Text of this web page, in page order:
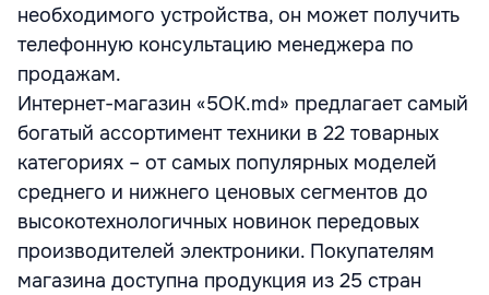
необходимого устройства, он может получить
телефонную консультацию менеджера по
продажам.
Интернет-магазин «5OK.md» предлагает самый
богатый ассортимент техники в 22 товарных
категориях – от самых популярных моделей
среднего и нижнего ценовых сегментов до
высокотехнологичных новинок передовых
производителей электроники. Покупателям
магазина доступна продукция из 25 стран